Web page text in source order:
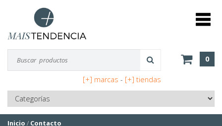
0
[+] marcas - [+] tiendas
Inicio / Contacto